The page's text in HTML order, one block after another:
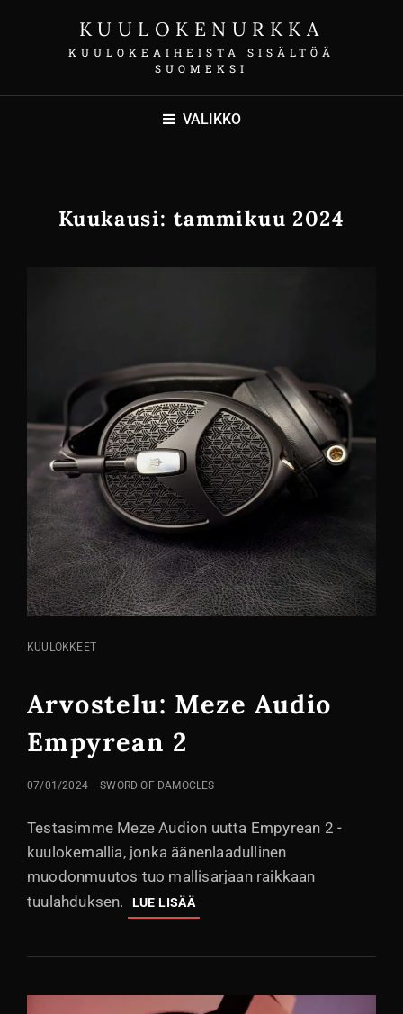
KUULOKENURKKA
KUULOKEAIHEISTA SISÄLTÖÄ
SUOMEKSI
VALIKKO
Kuukausi: tammikuu 2024
KISSA
KUULOKKEET
Arvostelu: Meze Audio
Empyrean 2
LÄHETETTY
07/01/2024 SWORD OF DAMOCLES
Testasimme Meze Audion uutta Empyrean 2 -
kuulokemallia, jonka äänenlaadullinen
muodonmuutos tuo mallisarjaan raikkaan
tuulahduksen.
LUE LISÄÄARVOSTELU:
MEZE
EMPYREAN